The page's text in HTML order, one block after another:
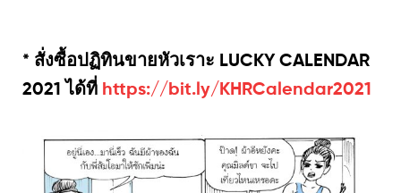
* สั่งซื้อปฏิทินขายหัวเราะ LUCKY CALENDAR
2021 ได้ที่ https://bit.ly/KHRCalendar2021